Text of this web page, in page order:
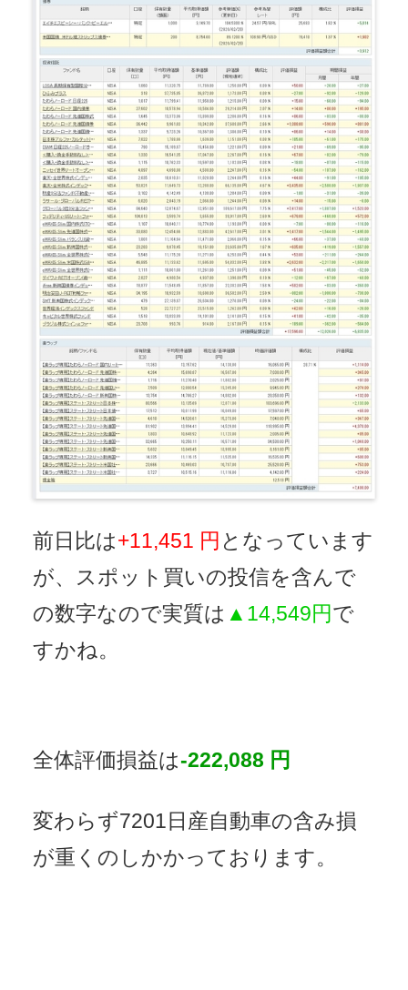
前日比は+11,451 円 となっています
が、スポット買いの投信を含んで
の数字なので実質は ▲14,549円 で
すかね。
全体評価損益は-222,088 円
変わらず7201日産自動車の含み損
が重くのしかかっております。